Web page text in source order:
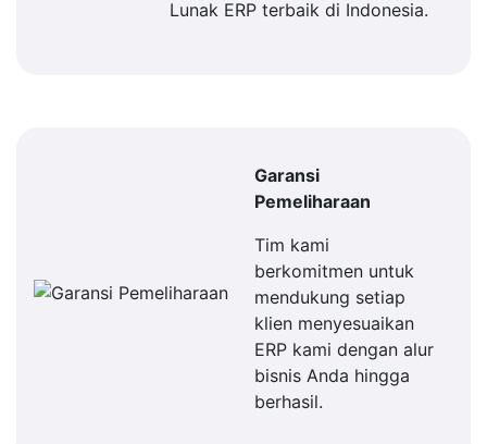
Lunak ERP terbaik di Indonesia.
Garansi
Pemeliharaan
Tim kami
berkomitmen untuk
mendukung setiap
klien menyesuaikan
ERP kami dengan alur
bisnis Anda hingga
berhasil.